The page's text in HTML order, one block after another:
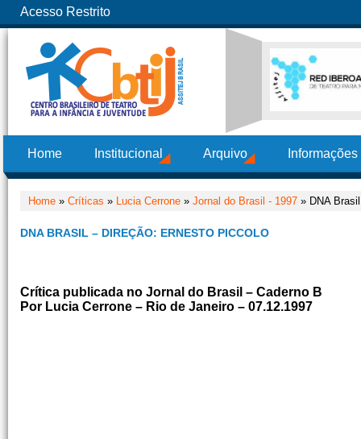
Acesso Restrito
Home Institucional Arquivo
Home » Críticas » Lucia Cerrone » Jornal do Brasil - 1997 » DNA
DNA BRASIL – DIREÇÃO: ERNESTO PICCOLO
Crítica publicada no Jornal do Brasil – Caderno B
Por Lucia Cerrone – Rio de Janeiro – 07.12.1997